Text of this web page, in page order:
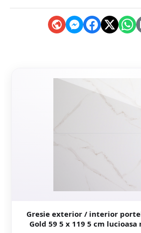
Gresie exterior / interior
Gold 59 5 x 119 5 cm lucioasa rectificata tip